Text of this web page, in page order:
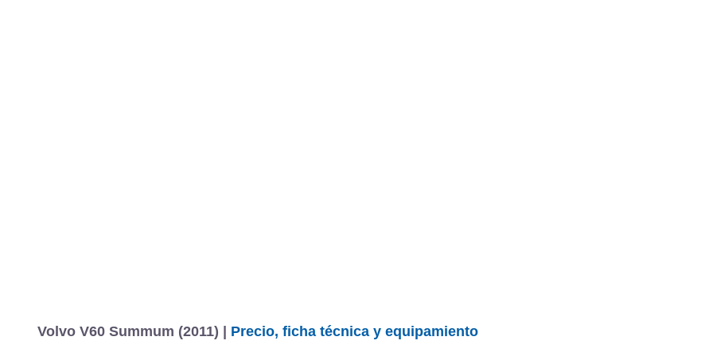
Volvo V60 Summum (2011) | Precio, ficha técnica y equipamiento